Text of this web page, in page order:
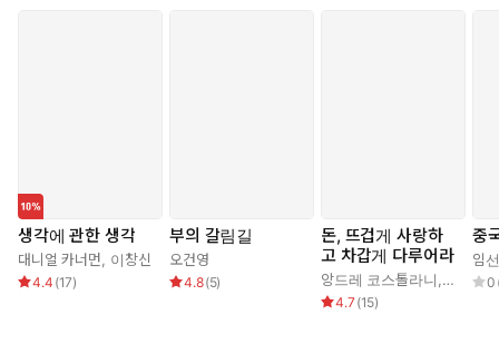
생각에 관한 생각
대니얼 카너먼, 이창신
4.4 (17)
부의 갈림길
오건영
4.8(5)
돈, 뜨겁게 사랑하
고 차갑게 다루어라
앙드레 코스톨라니, 한윤진
4.7 (15)
중
임
0